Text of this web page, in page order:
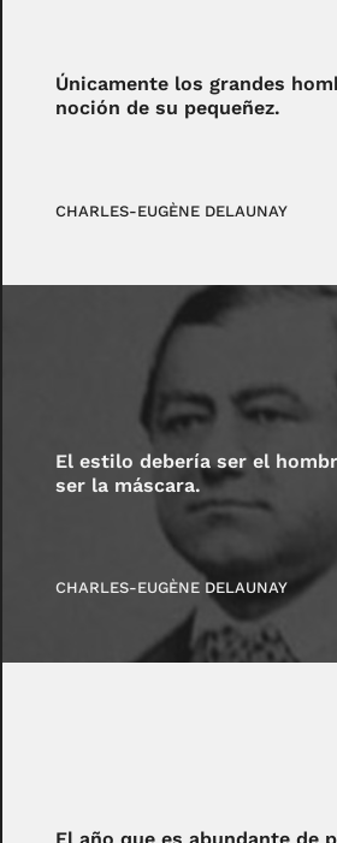
Únicamente los grandes
noción de su pequeñez.
CHARLES-EUGÈNE DELAUNAY
El estilo debería ser el
ser la máscara.
CHARLES-EUGÈNE DELAUNAY
El año que es abundante de